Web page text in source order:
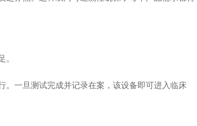
。
。一旦测试完成并记录在案，该设备即可进入临床